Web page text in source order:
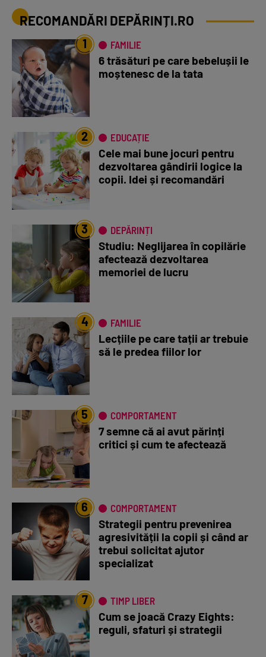
RECOMANDĂRI DEPĂRINȚI.RO
1 FAMILIE
6 trăsături pe care bebelușii le
moștenesc de la tata
2 EDUCAȚIE
Cele mai bune jocuri pentru
dezvoltarea gândirii logice la
copii. Idei și recomandări
3 DEPĂRINȚI
Studiu: Neglijarea în copilărie
afectează dezvoltarea
memoriei de lucru
4 FAMILIE
Lecțiile pe care tații ar trebuie
să le predea fiilor lor
5 COMPORTAMENT
7 semne că ai avut părinți
critici și cum te afectează
6 COMPORTAMENT
Strategii pentru prevenirea
agresivității la copii și când ar
trebui solicitat ajutor
specializat
7 TIMP LIBER
Cum se joacă Crazy Eights:
reguli, sfaturi și strategii